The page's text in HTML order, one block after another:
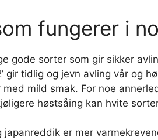
fungerer i
gode sorter som gir sikker
gir tidlig og jevn avling vår og
mild smak. For noe
høstsåing kan hvite
japanreddik er mer